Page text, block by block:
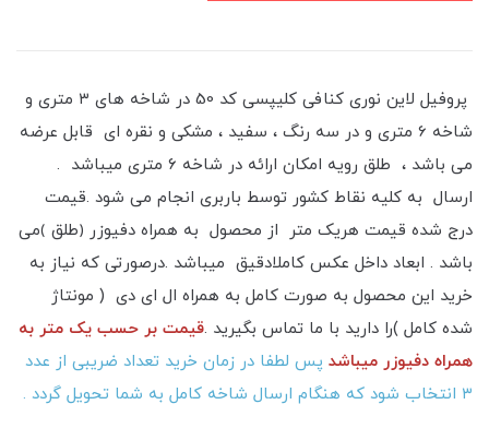
پروفیل لاین نوری کنافی کلیپسی کد 50 در شاخه های ۳ متری و
شاخه 6 متری و در سه رنگ ، سفید ، مشکی و نقره ای قابل عرضه
می باشد ، طلق رویه امکان ارائه در شاخه ۶ متری میباشد .
ارسال به کلیه نقاط کشور توسط باربری انجام می شود .قیمت
درج شده قیمت هریک متر از محصول به همراه دفیوزر ﴿طلق ﴾می
باشد . ابعاد داخل عکس کاملادقیق میباشد .درصورتی که نیاز به
خرید این محصول به صورت کامل به همراه ال ای دی ( مونتاژ
شده کامل )را دارید با ما تماس بگیرید .قیمت بر حسب یک متر به
همراه دفیوزر میباشد پس لطفا در زمان خرید تعداد ضریبی از عدد
۳ انتخاب شود که هنگام ارسال شاخه کامل به شما تحویل گردد .